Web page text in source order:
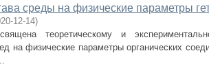
среды на физические параметры
12-14)
теоретическому и
на физические параметры органических